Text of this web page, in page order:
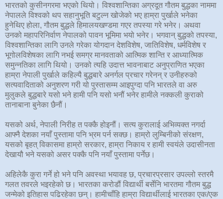
भारतको कुसीनगरमा भएको थियो। विश्वशान्तिका अग्रदूत गौतम बुद्धका नाममा
नेपालले विश्वको थप सहानुभूति बटुल्न खोजेको भए हाम्रा पुर्खाले भनेका
हुनेथिए होला, गौतम बुद्धले हिमालयखण्डमा गएर तपस्या गरे भनेर। अथवा
उनको महापरिनिर्वाण नेपालको पावन भूमिमा भयो भनेर। भगवान् बुद्धको तपस्या,
विश्वशान्तिका लागि उनले गरेका योगदान देशविशेष, जातिविशेष, धर्मविशेष र
भूगोलविशेषका लागि नभई समग्र मानवताको आत्मिक शान्ति र आध्यात्मिक
समुन्नतिका लागि थियो। उनको त्यहि उदात्त भावनाबाट अनुप्राणित भएका
हाम्रा नेपाली पुर्खाले कहिल्यै बुद्धबारे अनर्गल प्रचार गरेनन् र उनीहरुको
सत्यवादिताको अनुशरण गरी यो पुस्तासम्म आइपुग्दा पनि भारतले वा अरु
मुलुकले बुद्धबारे यसो भने हामी पनि यसो भनौं भनेर हामीले नक्कली कुराको
तानाबाना बुनेका छैनौं।
यसको अर्थ, नेपाली निरीह त पक्कै होइनौं। सत्य कुरालाई अभिव्यक्त नगर्दा
आफ्नै देशका नयाँ पुस्तामा पनि भ्रम पर्न सक्छ। हाम्रो लुम्बिनीको संरक्षण,
यसको बृहत् विकासमा हाम्रो सरकार, हाम्रा निकाय र हामी स्वयंले उदासीनता
देखायौ भने यसको असर पक्कै पनि नयाँ पुस्तामा पर्नेछ।
अहिलेकै कुरा गर्ने हो भने पनि अवस्था भयावह छ, प्रचारप्रसार उपल्लो स्तरमै
गलत तवरले भइरहेको छ। भारतका करोडौं विद्यार्थी बर्सेनि भारतमा गौतम बुद्ध
जन्मेको इतिहास पढिरहेका छन्। हामीचाँहि हाम्रा विद्यार्थीलाई भारतका एक/एक